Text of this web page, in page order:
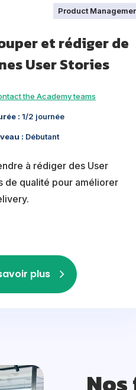
Product
et rédiger de
User Stories
the Academy teams
: 1/2 journée
: Débutant
à rédiger des User
de qualité pour améliorer
plus